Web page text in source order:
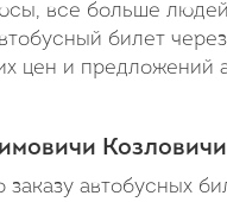
все больше
билет
цен и предложений
автобусных